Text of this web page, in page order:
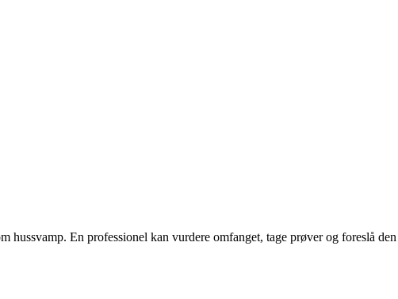
hussvamp. En professionel kan vurdere omfanget, tage prøver og foreslå den